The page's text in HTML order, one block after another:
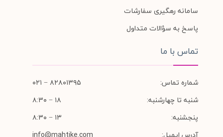
سامانه رهگیری سفارشات
پاسخ به سؤالات متداول
تماس با ما
شماره تماس:
۸۲۸۰۱۳۹۵ − ۰۲۱
شنبه تا چهارشنبه:
۱۸ − ۸:۳۰
پنجشنبه:
۱۳ − ۸:۳۰